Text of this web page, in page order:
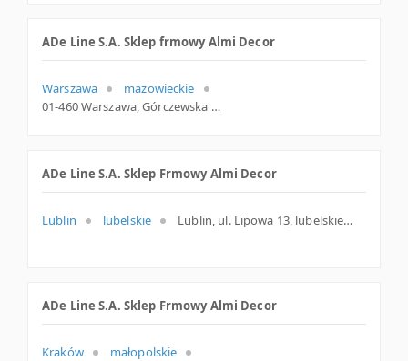
ADe Line S.A. Sklep frmowy Almi Decor
Warszawa
mazowieckie
01-460 Warszawa, Górczewska 124, woj. Mazowieckie, pow. Warszawa, gm. Warszawa
ADe Line S.A. Sklep Frmowy Almi Decor
Lublin lubelskie Lublin, ul. Lipowa 13, lubelskie
ADe Line S.A. Sklep Frmowy Almi Decor
Kraków
małopolskie